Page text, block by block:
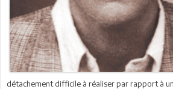
détachement difficile à réaliser par rapport à